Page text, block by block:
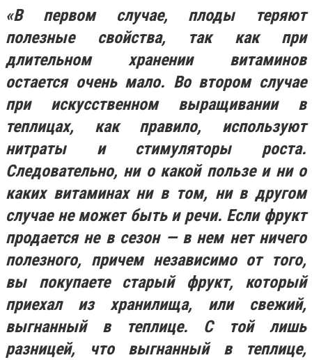
«В первом случае, плоды теряют
полезные свойства, так как при
длительном хранении витаминов
остается очень мало. Во втором случае
при искусственном выращивании в
теплицах, как правило, используют
нитраты и стимуляторы роста.
Следовательно, ни о какой пользе и ни о
каких витаминах ни в том, ни в другом
случае не может быть и речи. Если фрукт
продается не в сезон — в нем нет ничего
полезного, причем независимо от того,
вы покупаете старый фрукт, который
приехал из хранилища, или свежий,
выгнанный в теплице. С той лишь
разницей, что выгнанный в теплице,